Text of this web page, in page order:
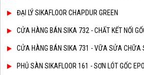
ĐẠI LÝ SIKAFLOOR CHAPDUR GREEN
CỬA HÀNG BÁN SIKA 732 - CHẤT KẾT NỐI
CỬA HÀNG BÁN SIKA 731 - VỮA SỬA CHỮA
PHỦ SÀN SIKAFLOOR 161 - SƠN LÓT GỐC